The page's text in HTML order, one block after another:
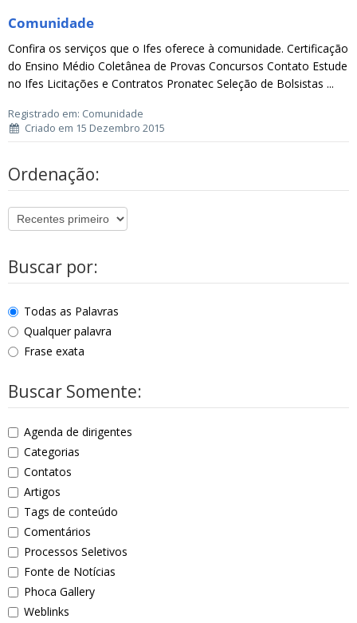
Comunidade
Confira os serviços que o Ifes oferece à comunidade. Certificação
do Ensino Médio Coletânea de Provas Concursos Contato Estude
no Ifes Licitações e Contratos Pronatec Seleção de Bolsistas ...
Registrado em: Comunidade
Criado em 15 Dezembro 2015
Ordenação:
Buscar por:
Todas as Palavras
Qualquer palavra
Frase exata
Buscar Somente:
Agenda de dirigentes
Categorias
Contatos
Artigos
Tags de conteúdo
Comentários
Processos Seletivos
Fonte de Notícias
Phoca Gallery
Weblinks